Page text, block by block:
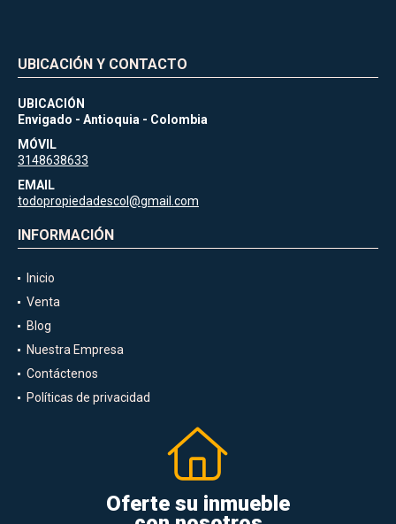
UBICACIÓN Y CONTACTO
UBICACIÓN
Envigado - Antioquia - Colombia
MÓVIL
3148638633
EMAIL
todopropiedadescol@gmail.com
INFORMACIÓN
Inicio
Venta
Blog
Nuestra Empresa
Contáctenos
Políticas de privacidad
Oferte su inmueble